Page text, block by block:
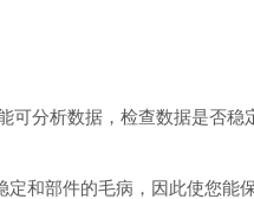
分析数据，检查数据是否稳
和部件的毛病，因此使您能